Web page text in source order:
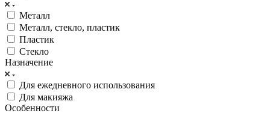
Металл
Металл, стекло, пластик
Пластик
Стекло
Назначение
Для ежедневного использования
Для макияжа
Особенности